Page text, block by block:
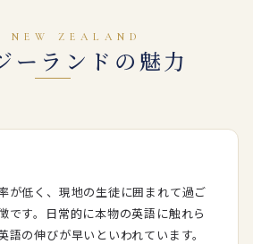
NEW ZEALAND
ーランドの魅力
が低く、現地の生徒に囲まれて過ご
です。日常的に本物の英語に触れら
語の伸びが早いといわれています。